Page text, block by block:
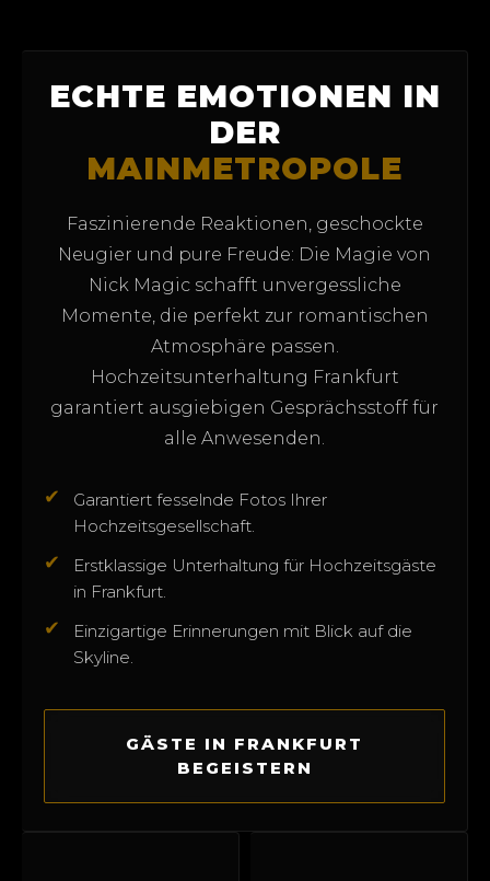
ECHTE EMOTIONEN IN
DER
MAINMETROPOLE
Faszinierende Reaktionen, geschockte
Neugier und pure Freude: Die Magie von
Nick Magic schafft unvergessliche
Momente, die perfekt zur romantischen
Atmosphäre passen.
Hochzeitsunterhaltung Frankfurt
garantiert ausgiebigen Gesprächsstoff für
alle Anwesenden.
✔
Garantiert fesselnde Fotos Ihrer
Hochzeitsgesellschaft.
✔
Erstklassige Unterhaltung für Hochzeitsgäste
in Frankfurt.
✔
Einzigartige Erinnerungen mit Blick auf die
Skyline.
GÄSTE IN FRANKFURT
BEGEISTERN